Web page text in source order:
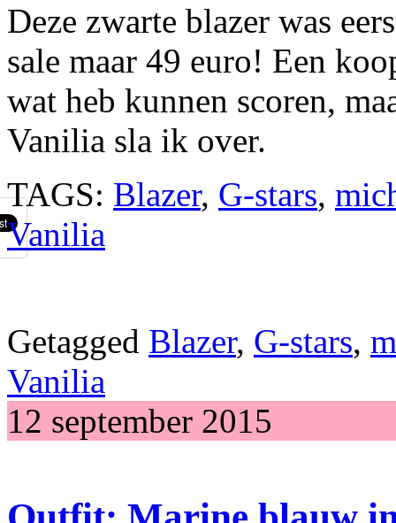
Deze zwarte blazer was
sale maar 49 euro! Een
wat heb kunnen scoren,
Vanilia sla ik over.
TAGS: Blazer, G-stars,
Vanilia
Getagged Blazer, G-stars,
Vanilia
12 september 2015